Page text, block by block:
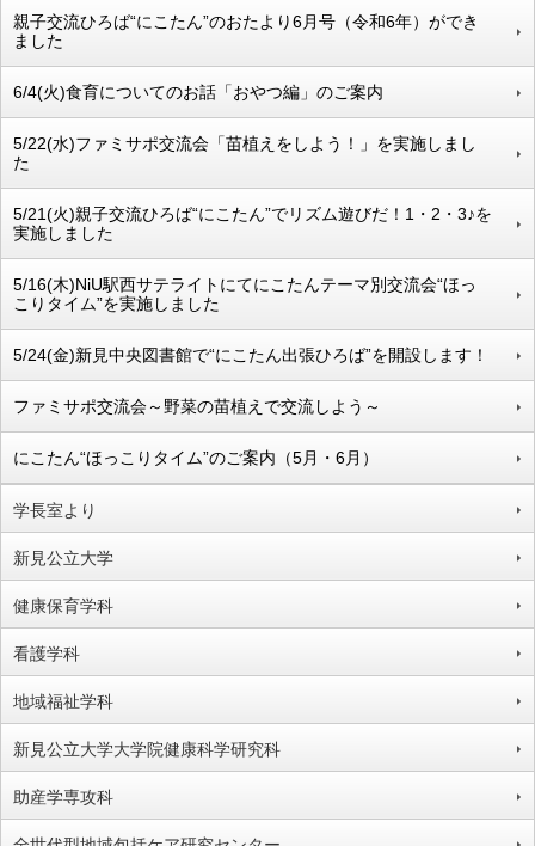
学長室より
新見公立大学
健康保育学科
看護学科
地域福祉学科
新見公立大学大学院健康科学研究科
助産学専攻科
親子交流ひろば“にこたん”のおたより6月号（令和6年）ができ
ました
6/4(火)食育についてのお話「おやつ編」のご案内
5/22(水)ファミサポ交流会「苗植えをしよう！」を実施しまし
た
5/21(火)親子交流ひろば“にこたん”でリズム遊びだ！1・2・3♪を
実施しました
5/16(木)NiU駅西サテライトにてにこたんテーマ別交流会“ほっ
こりタイム”を実施しました
5/24(金)新見中央図書館で“にこたん出張ひろば”を開設します！
ファミサポ交流会～野菜の苗植えで交流しよう～
にこたん“ほっこりタイム”のご案内（5月・6月）